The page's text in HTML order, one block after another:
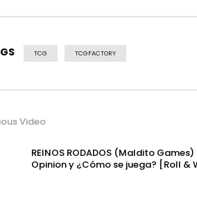
TCG TCGFACTORY
Video
REINOS RODADOS (Maldito Games)
Opinion y ¿Cómo se juega? [Roll &